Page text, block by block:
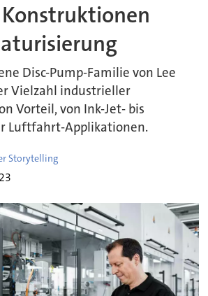
Disc-Pump-Familie von Lee
Vielzahl industrieller
Vorteil, von Ink-Jet- bis
Luftfahrt-Applikationen.
Storytelling